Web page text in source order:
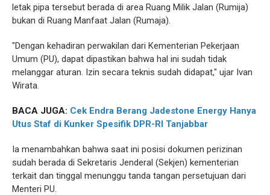
letak pipa tersebut berada di area Ruang Milik Jalan (Rumija)
bukan di Ruang Manfaat Jalan (Rumaja).
"Dengan kehadiran perwakilan dari Kementerian Pekerjaan
Umum (PU), dapat dipastikan bahwa hal ini sudah tidak
melanggar aturan. Izin secara teknis sudah didapat," ujar Ivan
Wirata.
BACA JUGA: Cek Endra Berang Jadestone Energy Hanya
Utus Staf di Kunker Spesifik DPR-RI Tanjabbar
Ia menambahkan bahwa saat ini posisi dokumen perizinan
sudah berada di Sekretaris Jenderal (Sekjen) kementerian
terkait dan tinggal menunggu tanda tangan persetujuan dari
Menteri PU.